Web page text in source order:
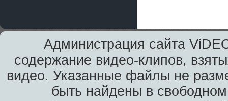
Администрация сайта
содержание видео-клипов,
видео. Указанные файлы не
быть найдены в